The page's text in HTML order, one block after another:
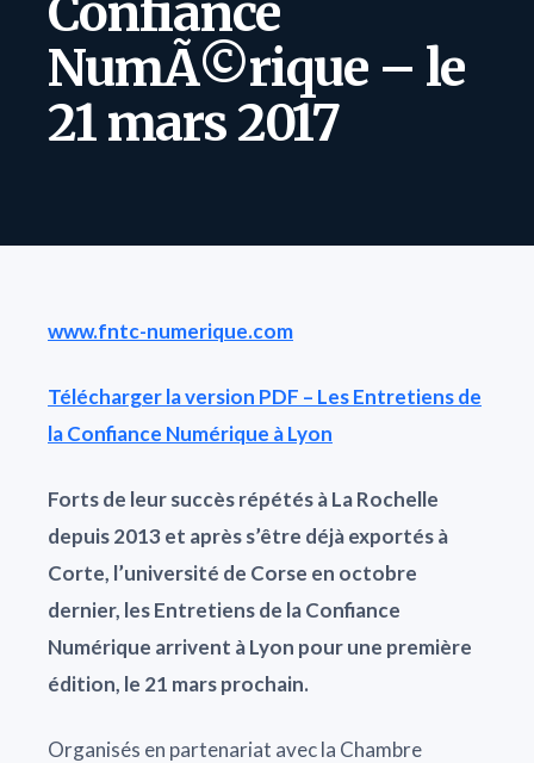
Confiance
NumÃ©rique – le
21 mars 2017
www.fntc-numerique.com
Télécharger la version PDF – Les Entretiens de
la Confiance Numérique à Lyon
Forts de leur succès répétés à La Rochelle
depuis 2013 et après s’être déjà exportés à
Corte, l’université de Corse en octobre
dernier, les Entretiens de la Confiance
Numérique arrivent à Lyon pour une première
édition, le 21 mars prochain.
Organisés en partenariat avec la Chambre